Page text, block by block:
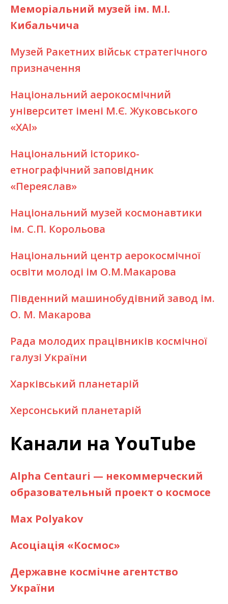
Меморіальний музей ім. М.І.
Кибальчича
Музей Ракетних військ стратегічного
призначення
Національний аерокосмічний
університет імені М.Є. Жуковського
«ХАІ»
Національний історико-
етнографічний заповідник
«Переяслав»
Національний музей космонавтики
ім. С.П. Корольова
Національний центр аерокосмічної
освіти молоді ім О.М.Макарова
Південний машинобудівний завод ім.
О. М. Макарова
Рада молодих працівників космічної
галузі України
Харківський планетарій
Херсонський планетарій
Канали на YouTube
Alpha Centauri — некоммерческий
образовательный проект о космосе
Max Polyakov
Асоціація «Космос»
Державне космічне агентство
України